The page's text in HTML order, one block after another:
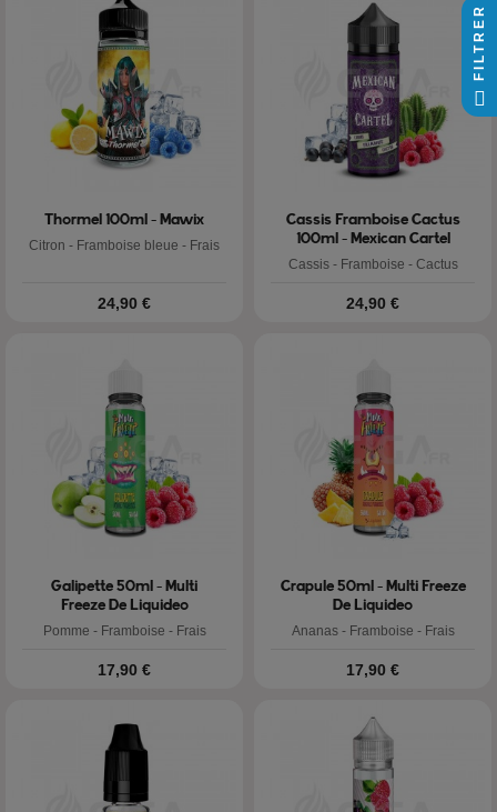
Thormel 100ml - Mawix
Citron - Framboise bleue - Frais
Prix
24,90 €
Cassis Framboise Cactus
100ml - Mexican Cartel
Cassis - Framboise - Cactus
Prix
24,90 €
Galipette 50ml - Multi
Freeze De Liquideo
Pomme - Framboise - Frais
Prix
17,90 €
Crapule 50ml - Multi Freeze
De Liquideo
Ananas - Framboise - Frais
Prix
17,90 €
FILTRER